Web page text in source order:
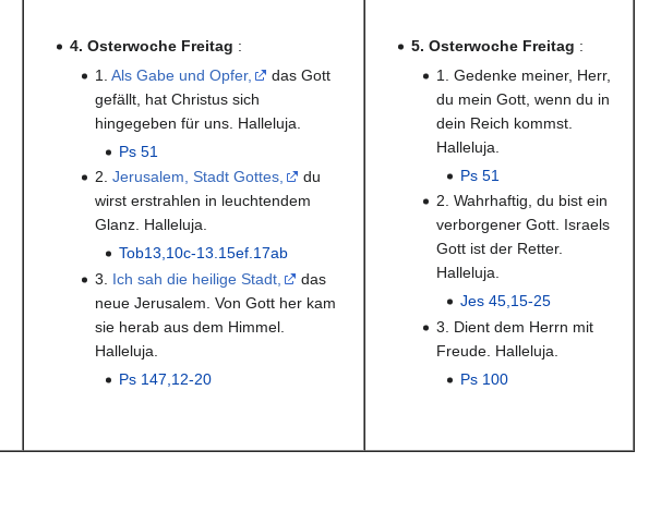
4. Osterwoche Freitag :
1. Als Gabe und Opfer,
das Gott
gefällt, hat Christus sich
hingegeben für uns. Halleluja.
Ps 51
2. Jerusalem, Stadt Gottes,
du
wirst erstrahlen in leuchtendem
Glanz. Halleluja.
Tob13,10c-13.15ef.17ab
3. Ich sah die heilige Stadt,
das
neue Jerusalem. Von Gott her kam
sie herab aus dem Himmel.
Halleluja.
Ps 147,12-20
5. Osterwoche Freitag :
1. Gedenke meiner, Herr,
du mein Gott, wenn du in
dein Reich kommst.
Halleluja.
Ps 51
2. Wahrhaftig, du bist ein
verborgener Gott. Israels
Gott ist der Retter.
Halleluja.
Jes 45,15-25
3. Dient dem Herrn mit
Freude. Halleluja.
Ps 100